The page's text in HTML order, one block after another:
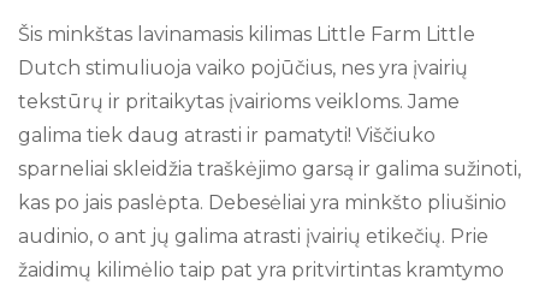
Šis minkštas lavinamasis kilimas Little Farm Little
Dutch stimuliuoja vaiko pojūčius, nes yra įvairių
tekstūrų ir pritaikytas įvairioms veikloms. Jame
galima tiek daug atrasti ir pamatyti! Viščiuko
sparneliai skleidžia traškėjimo garsą ir galima sužinoti,
kas po jais paslėpta. Debesėliai yra minkšto pliušinio
audinio, o ant jų galima atrasti įvairių etikečių. Prie
žaidimų kilimėlio taip pat yra pritvirtintas kramtymo